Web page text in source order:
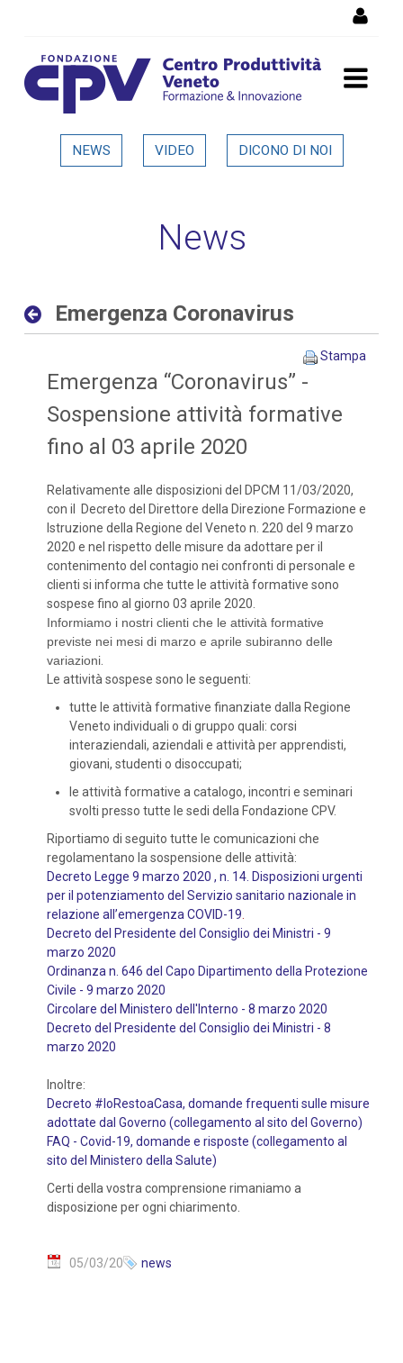
Emergenza Coronavirus -
NEWS VIDEO DICONO DI NOI
News
Emergenza Coronavirus
Stampa
Emergenza “Coronavirus” -
Sospensione attività formative
fino al 03 aprile 2020
Relativamente alle disposizioni del DPCM 11/03/2020,
con il Decreto del Direttore della Direzione Formazione e
Istruzione della Regione del Veneto n. 220 del 9 marzo
2020 e nel rispetto delle misure da adottare per il
contenimento del contagio nei confronti di personale e
clienti si informa che tutte le attività formative sono
sospese fino al giorno 03 aprile 2020.
Informiamo i nostri clienti che le attività formative
previste nei mesi di marzo e aprile subiranno delle
variazioni.
Le attività sospese sono le seguenti:
tutte le attività formative finanziate dalla Regione
Veneto individuali o di gruppo quali: corsi
interaziendali, aziendali e attività per apprendisti,
giovani, studenti o disoccupati;
le attività formative a catalogo, incontri e seminari
svolti presso tutte le sedi della Fondazione CPV.
Riportiamo di seguito tutte le comunicazioni che
regolamentano la sospensione delle attività:
Decreto Legge 9 marzo 2020 , n. 14. Disposizioni urgenti
per il potenziamento del Servizio sanitario nazionale in
relazione all’emergenza COVID-19.
Decreto del Presidente del Consiglio dei Ministri - 9
marzo 2020
Ordinanza n. 646 del Capo Dipartimento della Protezione
Civile - 9 marzo 2020
Circolare del Ministero dell'Interno - 8 marzo 2020
Decreto del Presidente del Consiglio dei Ministri - 8
marzo 2020
Inoltre:
Decreto #IoRestoaCasa, domande frequenti sulle misure
adottate dal Governo (collegamento al sito del Governo)
FAQ - Covid-19, domande e risposte (collegamento al
sito del Ministero della Salute)
Certi della vostra comprensione rimaniamo a
disposizione per ogni chiarimento.
05/03/20 news